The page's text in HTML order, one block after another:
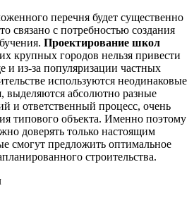
перечня будет существенно
связано с потребностью создания
Проектирование школ
крупных городов нельзя привести
и из-за популяризации частных
используются неодинаковые
выделяются абсолютно разные
и ответственный процесс, очень
типового объекта. Именно поэтому
доверять только настоящим
смогут предложить оптимальное
строительства.